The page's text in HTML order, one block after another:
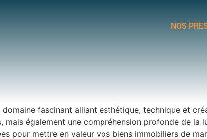
NOS
fascinant alliant esthétique, technique et
mais également une compréhension profonde de la
pour mettre en valeur vos biens immobiliers de